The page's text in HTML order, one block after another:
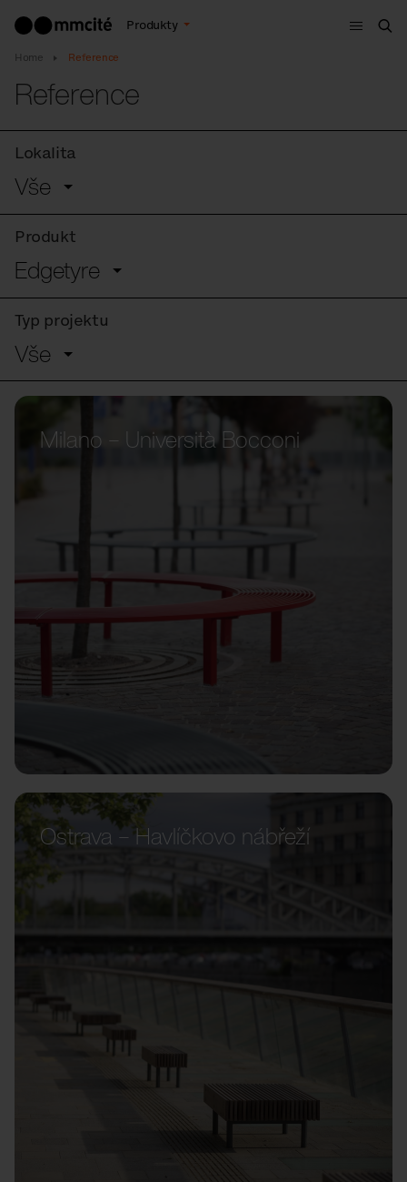
Produkty
Menu
Home Reference
Reference
Lokalita
Vše
Produkt
Edgetyre
Typ projektu
Vše
Milano – Università Bocconi
Ostrava – Havlíčkovo nábřeží